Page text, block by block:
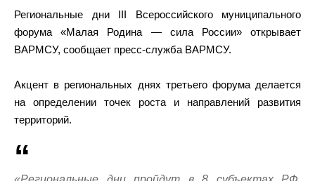
Региональные дни III Всероссийского муниципального
форума «Малая Родина — сила России» открывает
ВАРМСУ, сообщает пресс-служба ВАРМСУ.
Акцент в региональных днях третьего форума делается
на определении точек роста и направлений развития
территорий.